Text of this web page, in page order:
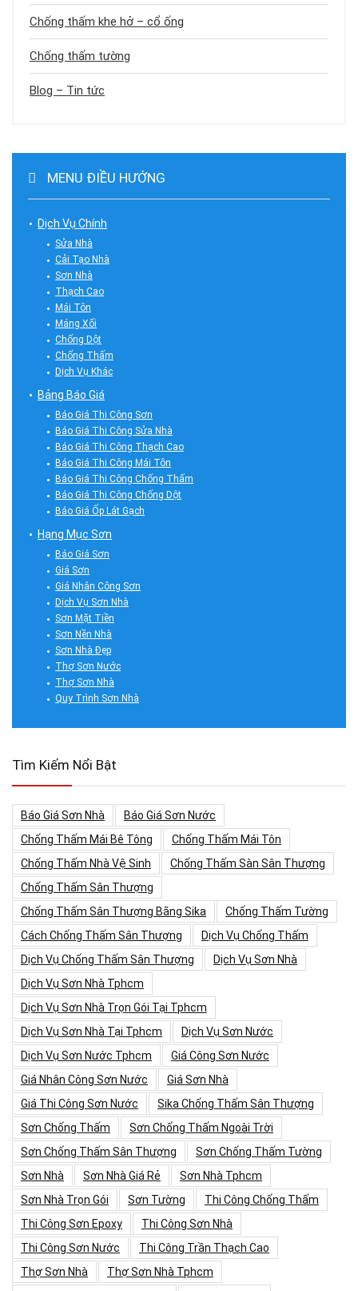
Chống thấm khe hở – cổ ống
Chống thấm tường
Blog – Tin tức
MENU ĐIỀU HƯỚNG
Dịch Vụ Chính
Sửa Nhà
Cải Tạo Nhà
Sơn Nhà
Thạch Cao
Mái Tôn
Máng Xối
Chống Dột
Chống Thấm
Dịch Vụ Khác
Bảng Báo Giá
Báo Giá Thi Công Sơn
Báo Giá Thi Công Sửa Nhà
Báo Giá Thi Công Thạch Cao
Báo Giá Thi Công Mái Tôn
Báo Giá Thi Công Chống Thấm
Báo Giá Thi Công Chống Dột
Báo Giá Ốp Lát Gạch
Hạng Mục Sơn
Báo Giá Sơn
Giá Sơn
Giá Nhân Công Sơn
Dịch Vụ Sơn Nhà
Sơn Mặt Tiền
Sơn Nền Nhà
Sơn Nhà Đẹp
Thợ Sơn Nước
Thợ Sơn Nhà
Quy Trình Sơn Nhà
Tìm Kiếm Nổi Bật
Báo Giá Sơn Nhà
Báo Giá Sơn Nước
Chống Thấm Mái Bê Tông
Chống Thấm Mái Tôn
Chống Thấm Nhà Vệ Sinh
Chống Thấm Sàn Sân Thượng
Chống Thấm Sân Thượng
Chống Thấm Sân Thượng Bằng Sika
Chống Thấm Tường
Cách Chống Thấm Sân Thượng
Dịch Vụ Chống Thấm
Dịch Vụ Chống Thấm Sân Thượng
Dịch Vụ Sơn Nhà
Dịch Vụ Sơn Nhà Tphcm
Dịch Vụ Sơn Nhà Trọn Gói Tại Tphcm
Dịch Vụ Sơn Nhà Tại Tphcm
Dịch Vụ Sơn Nước
Dịch Vụ Sơn Nước Tphcm
Giá Công Sơn Nước
Giá Nhân Công Sơn Nước
Giá Sơn Nhà
Giá Thi Công Sơn Nước
Sika Chống Thấm Sân Thượng
Sơn Chống Thấm
Sơn Chống Thấm Ngoài Trời
Sơn Chống Thấm Sân Thượng
Sơn Chống Thấm Tường
Sơn Nhà
Sơn Nhà Giá Rẻ
Sơn Nhà Tphcm
Sơn Nhà Trọn Gói
Sơn Tường
Thi Công Chống Thấm
Thi Công Sơn Epoxy
Thi Công Sơn Nhà
Thi Công Sơn Nước
Thi Công Trần Thạch Cao
Thợ Sơn Nhà
Thợ Sơn Nhà Tphcm